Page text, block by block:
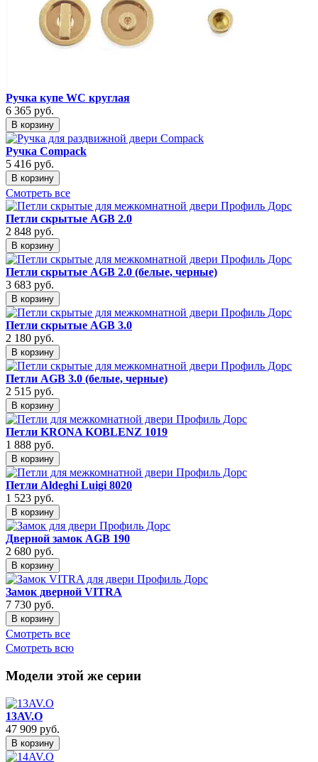
Ручка купе WC круглая
6 365 руб.
В корзину
Ручка Compack
5 416 руб.
В корзину
Смотреть все
Петли скрытые AGB 2.0
2 848 руб.
В корзину
Петли скрытые AGB 2.0 (белые, черные)
3 683 руб.
В корзину
Петли скрытые AGB 3.0
2 180 руб.
В корзину
Петли AGB 3.0 (белые, черные)
2 515 руб.
В корзину
Петли KRONA KOBLENZ 1019
1 888 руб.
В корзину
Петли Aldeghi Luigi 8020
1 523 руб.
В корзину
Дверной замок AGB 190
2 680 руб.
В корзину
Замок дверной VITRA
7 730 руб.
В корзину
Смотреть все
Смотреть всю
Модели этой же серии
13AV.O
47 909 руб.
В корзину